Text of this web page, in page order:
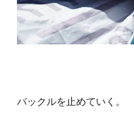
バックルを止めていく。